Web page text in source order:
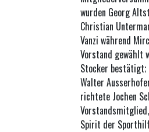
wurden Georg
Christian
Vanzi während
Vorstand gewählt
Stocker bestätigt;
Walter
richtete Jochen
Spirit der